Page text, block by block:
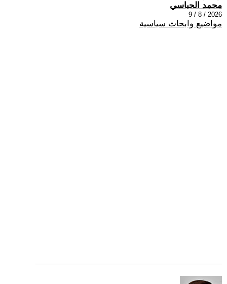
محمد الحباسي
2026 / 8 / 9
مواضيع وابحاث سياسية